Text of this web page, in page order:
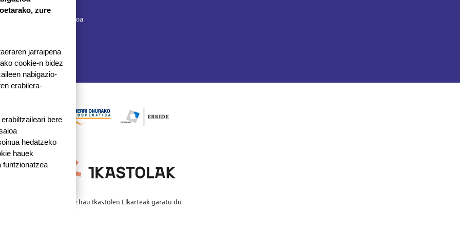
Herrilagunak, 1
20570 Bergara, Gipuzkoa
Irudia Irudia
Webgune hau Ikastolen Elkarteak garatu du
zure
jarraipena
cookie-n bidez
nabigazio-
erabilera-
bere
hedatzeko
hauek
funtzionatzea